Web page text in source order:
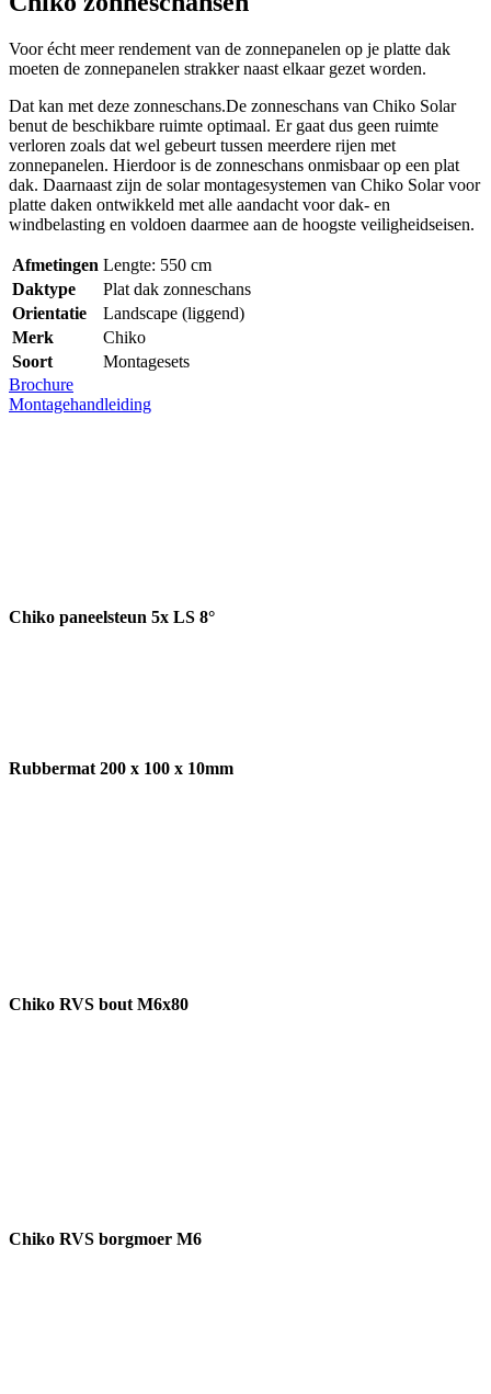
Voor écht meer rendement van de zonnepanelen op je platte dak
moeten de zonnepanelen strakker naast elkaar gezet worden.
Dat kan met deze zonneschans.De zonneschans van Chiko Solar
benut de beschikbare ruimte optimaal. Er gaat dus geen ruimte
verloren zoals dat wel gebeurt tussen meerdere rijen met
zonnepanelen. Hierdoor is de zonneschans onmisbaar op een plat
dak. Daarnaast zijn de solar montagesystemen van Chiko Solar voor
platte daken ontwikkeld met alle aandacht voor dak- en
windbelasting en voldoen daarmee aan de hoogste veiligheidseisen.
Afmetingen Lengte: 550 cm
Daktype
Plat dak zonneschans
Orientatie
Landscape (liggend)
Merk
Chiko
Soort
Montagesets
Brochure
Montagehandleiding
Chiko paneelsteun 5x LS 8°
Rubbermat 200 x 100 x 10mm
Chiko RVS bout M6x80
Chiko RVS borgmoer M6